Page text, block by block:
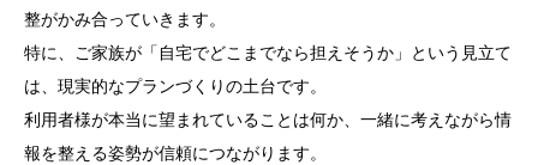
整がかみ合っていきます。
特に、ご家族が「自宅でどこまでなら担えそうか」という見立て
は、現実的なプランづくりの土台です。
利用者様が本当に望まれていることは何か、一緒に考えながら情
報を整える姿勢が信頼につながります。